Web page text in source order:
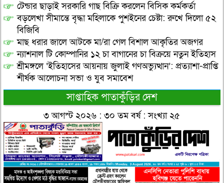
টেন্ডার ছাড়াই সরকারি গাছ বিক্রি করলেন বিসিক কর্মকর্তা
বড়লেখা সীমান্তে বৃদ্ধা মহিলাকে পুশইনের চেষ্টা: রুখে দিলো ৫২
বিজিবি
মাছ ধরার জালে আটকে মা/রা গেল বিশাল আকৃতির অজগর
ন্যাশনাল টি কোম্পানির ১২ চা বাগানের চা বিক্রয়ে নতুন ইতিহাস
শ্রীমঙ্গলে ‘ইতিহাসের আয়নায় জুলাই গণঅভ্যুত্থান’: প্রত্যাশা-প্রাপ্তি
শীর্ষক আলোচনা সভা ও যুব সমাবেশ
সাপ্তাহিক পাতাকুঁড়ির দেশ
৩ আগস্ট ২০২৬ : ৩০ তম বর্ষ : সংখ্যা ২৫